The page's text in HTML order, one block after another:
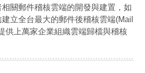
關郵件稽核雲端的開發與建置，如
立全台最大的郵件後稽核雲端(Mail
供上萬家企業組織雲端歸檔與稽核